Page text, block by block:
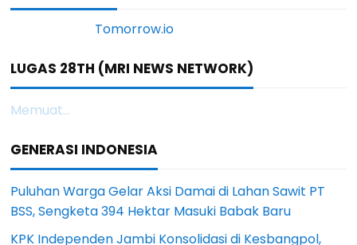
LUGAS 28TH (MRI NEWS NETWORK)
Memuat...
GENERASI INDONESIA
Puluhan Warga Gelar Aksi Damai di Lahan Sawit PT
BSS, Sengketa 394 Hektar Masuki Babak Baru
KPK Independen Jambi Konsolidasi di Kesbangpol,